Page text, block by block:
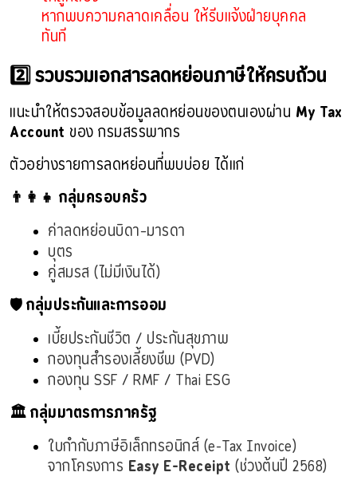
หากพบความคลาดเคลื่อน ให้รีบแจ้งฝ่ายบุคคล
ทันที
2️⃣ รวบรวมเอกสารลดหย่อนภาษีให้ครบถ้วน
แนะนำให้ตรวจสอบข้อมูลลดหย่อนของตนเองผ่าน My Tax
Account ของ กรมสรรพากร
ตัวอย่างรายการลดหย่อนที่พบบ่อย ได้แก่
👨‍👩‍👧 กลุ่มครอบครัว
ค่าลดหย่อนบิดา–มารดา
บุตร
คู่สมรส (ไม่มีเงินได้)
🛡️ กลุ่มประกันและการออม
เบี้ยประกันชีวิต / ประกันสุขภาพ
กองทุนสำรองเลี้ยงชีพ (PVD)
กองทุน SSF / RMF / Thai ESG
🏛️ กลุ่มมาตรการภาครัฐ
ใบกำกับภาษีอิเล็กทรอนิกส์ (e-Tax Invoice)
จากโครงการ Easy E-Receipt (ช่วงต้นปี 2568)